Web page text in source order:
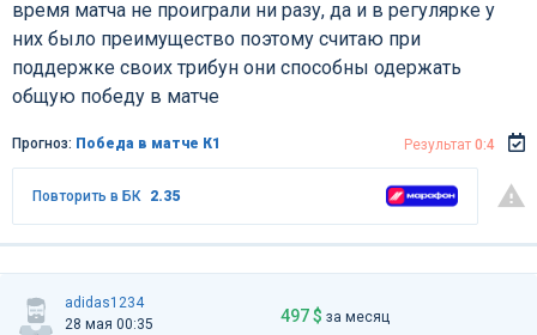
время матча не проиграли ни разу, да и в регулярке у
них было преимущество поэтому считаю при
поддержке своих трибун они способны одержать
общую победу в матче
Прогноз: Победа в матче К1 Результат 0:4
Повторить в БК 2.35
adidas1234
28 мая 00:35
497 $ за месяц